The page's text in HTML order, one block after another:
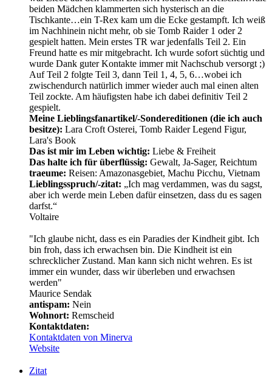
beiden Mädchen klammerten sich hysterisch an die
Tischkante…ein T-Rex kam um die Ecke gestampft. Ich weiß
im Nachhinein nicht mehr, ob sie Tomb Raider 1 oder 2
gespielt hatten. Mein erstes TR war jedenfalls Teil 2. Ein
Freund hatte es mir mitgebracht. Ich wurde sofort süchtig und
wurde Dank guter Kontakte immer mit Nachschub versorgt ;)
Auf Teil 2 folgte Teil 3, dann Teil 1, 4, 5, 6…wobei ich
zwischendurch natürlich immer wieder auch mal einen alten
Teil zockte. Am häufigsten habe ich dabei definitiv Teil 2
gespielt.
Meine Lieblingsfanartikel/-Sondereditionen (die ich auch
besitze): Lara Croft Osterei, Tomb Raider Legend Figur,
Lara's Book
Das ist mir im Leben wichtig: Liebe & Freiheit
Das halte ich für überflüssig: Gewalt, Ja-Sager, Reichtum
traeume: Reisen: Amazonasgebiet, Machu Picchu, Vietnam
Lieblingsspruch/-zitat: „Ich mag verdammen, was du sagst,
aber ich werde mein Leben dafür einsetzen, dass du es sagen
darfst.“
Voltaire
"Ich glaube nicht, dass es ein Paradies der Kindheit gibt. Ich
bin froh, dass ich erwachsen bin. Die Kindheit ist ein
schrecklicher Zustand. Man kann sich nicht wehren. Es ist
immer ein wunder, dass wir überleben und erwachsen
werden"
Maurice Sendak
antispam: Nein
Wohnort: Remscheid
Kontaktdaten:
Kontaktdaten von Minerva
Website
Zitat